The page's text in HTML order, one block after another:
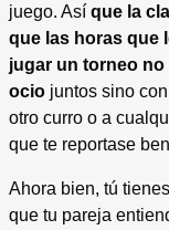
juego. Así que la
que las horas que
jugar un torneo
ocio juntos sino
otro curro o a
que te reportase
Ahora bien, tú
que tu pareja